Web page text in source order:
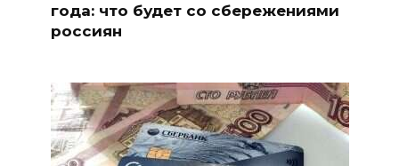
года: что будет со сбережениями
россиян